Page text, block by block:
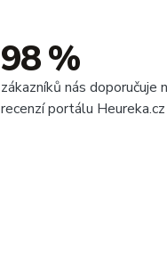
98 %
zákazníků nás doporučuje
recenzí portálu Heureka.cz